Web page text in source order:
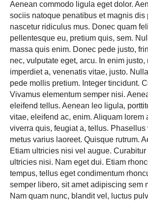
Aenean commodo ligula eget dolor.
sociis natoque penatibus et magnis dis
nascetur ridiculus mus. Donec quam
pellentesque eu, pretium quis, sem.
massa quis enim. Donec pede justo,
nec, vulputate eget, arcu. In enim justo,
imperdiet a, venenatis vitae, justo.
pede mollis pretium. Integer tincidunt.
Vivamus elementum semper nisi.
eleifend tellus. Aenean leo ligula,
vitae, eleifend ac, enim. Aliquam lorem
viverra quis, feugiat a, tellus. Phasellus
metus varius laoreet. Quisque rutrum.
Etiam ultricies nisi vel augue.
ultricies nisi. Nam eget dui. Etiam
tempus, tellus eget condimentum
semper libero, sit amet adipiscing sem
Nam quam nunc, blandit vel, luctus